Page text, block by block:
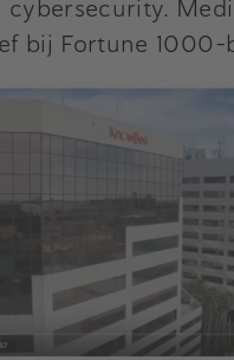
cybersecurity.
bij Fortune 1000-